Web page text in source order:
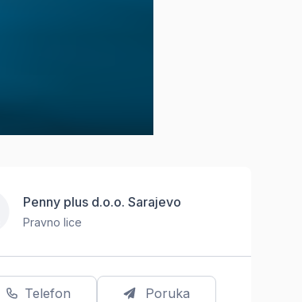
Penny plus d.o.o. Sarajevo
Pravno lice
Telefon Poruka